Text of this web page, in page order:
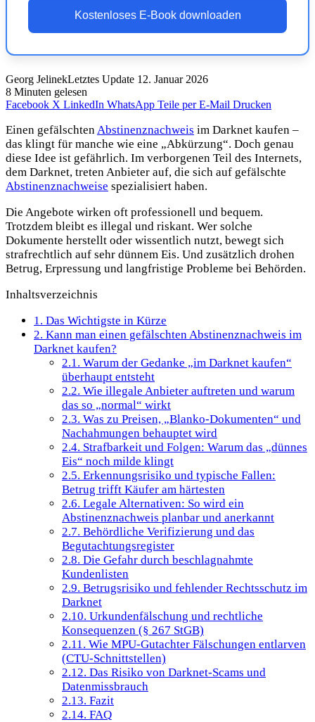
Kostenloses E-Book downloaden
Georg JelinekLetztes Update 12. Januar 2026
8 Minuten gelesen
Facebook X LinkedIn WhatsApp Teile per E-Mail Drucken
Einen gefälschten Abstinenznachweis im Darknet kaufen –
das klingt für manche wie eine „Abkürzung“. Doch genau
diese Idee ist gefährlich. Im verborgenen Teil des Internets,
dem Darknet, treten Anbieter auf, die sich auf gefälschte
Abstinenznachweise spezialisiert haben.
Die Angebote wirken oft professionell und bequem.
Trotzdem bleibt es illegal und riskant. Wer solche
Dokumente herstellt oder wissentlich nutzt, bewegt sich
strafrechtlich auf sehr dünnem Eis. Und zusätzlich drohen
Betrug, Erpressung und langfristige Probleme bei Behörden.
Inhaltsverzeichnis
1. Das Wichtigste in Kürze
2. Kann man einen gefälschten Abstinenznachweis im
Darknet kaufen?
2.1. Warum der Gedanke „im Darknet kaufen“
überhaupt entsteht
2.2. Wie illegale Anbieter auftreten und warum
das so „normal“ wirkt
2.3. Was zu Preisen, „Blanko-Dokumenten“ und
Nachahmungen behauptet wird
2.4. Strafbarkeit und Folgen: Warum das „dünnes
Eis“ noch milde klingt
2.5. Erkennungsrisiko und typische Fallen:
Betrug trifft Käufer am härtesten
2.6. Legale Alternativen: So wird ein
Abstinenznachweis planbar und anerkannt
2.7. Behördliche Verifizierung und das
Begutachtungsregister
2.8. Die Gefahr durch beschlagnahmte
Kundenlisten
2.9. Betrugsrisiko und fehlender Rechtsschutz im
Darknet
2.10. Urkundenfälschung und rechtliche
Konsequenzen (§ 267 StGB)
2.11. Wie MPU-Gutachter Fälschungen entlarven
(CTU-Schnittstellen)
2.12. Das Risiko von Darknet-Scams und
Datenmissbrauch
2.13. Fazit
2.14. FAQ